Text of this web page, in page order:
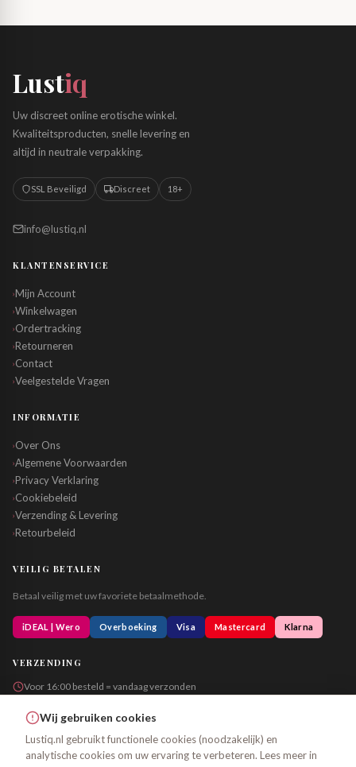
Lustiq
Uw discreet online erotische winkel.
Kwaliteitsproducten, snelle levering en
altijd in neutrale verpakking.
SSL Beveiligd Discreet 18+
info@lustiq.nl
KLANTENSERVICE
›Mijn Account
›Winkelwagen
›Ordertracking
›Retourneren
›Contact
›Veelgestelde Vragen
INFORMATIE
›Over Ons
›Algemene Voorwaarden
›Privacy Verklaring
›Cookiebeleid
›Verzending & Levering
›Retourbeleid
VEILIG BETALEN
Betaal veilig met uw favoriete betaalmethode.
iDEAL | Wero Overboeking Visa Mastercard Klarna
VERZENDING
Voor 16:00 besteld = vandaag verzonden
Wij gebruiken cookies
Lustiq.nl gebruikt functionele cookies (noodzakelijk) en
analytische cookies om uw ervaring te verbeteren. Lees meer in